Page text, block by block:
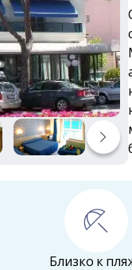
Близко к